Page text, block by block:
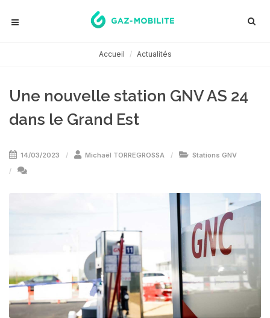
Accueil Actualités
Une nouvelle station GNV AS 24
dans le Grand Est
14/03/2023 Michaël TORREGROSSA Stations GNV